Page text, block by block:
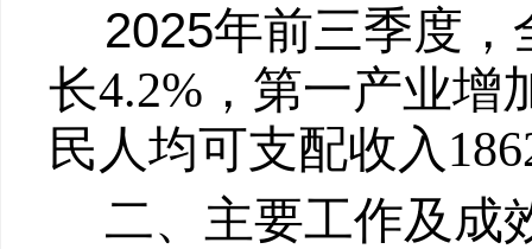
2025年前三季度，
长4.2% ，第一产业增
民人均可支配收入
二、主要工作及成